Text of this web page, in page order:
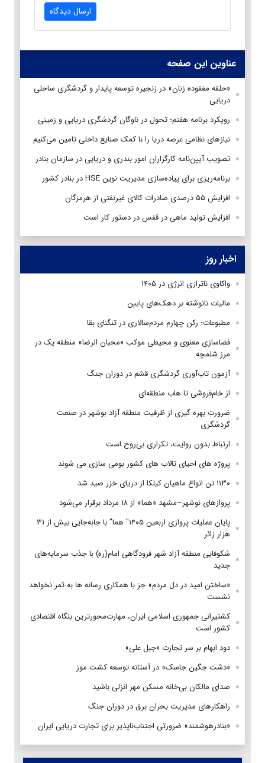
ارسال دیدگاه
عناوین این صفحه
«حلقه مفقوده زنان» در زنجیره توسعه پایدار و گردشگری ساحلی
دریایی
رویکرد برنامه هفتم؛ تحول در ناوگان گردشگری دریایی و زمینی
نیازهای نظامی عرصه دریا را با کمک صنایع داخلی تامین می‌کنیم
تصویب آیین‌نامه کارگزاران امور بندری و دریایی در سازمان بنادر
برنامه‌ریزی برای پیاده‌سازی مدیریت نوین HSE در بنادر کشور
افزایش ۵۵ درصدی صادرات کالای غیرنفتی از هرمزگان
افزایش تولید ماهی در قفس در دستور کار است
اخبار روز
واکاوی ناترازی انرژی در ۱۴۰۵
مالیات نانوشته بر دهک‌های پایین
مطبوعات؛ رکن چهارم مردم‌سالاری در تنگنای بقا
فضاسازی معنوی و محیطی موکب «محبان الرضا» منطقه یک در
مرز شلمچه
آزمون تاب‌آوری گردشگری قشم در دوران جنگ
از خام‌فروشی تا هاب منطقه‌ای
ضرورت بهره گیری از ظرفیت منطقه آزاد بوشهر در صنعت
گردشگری
ارتباط بدون روایت، تکراری بی‌روح است
پروژه های احیای تالاب های کشور بومی سازی می شوند
۱۱۳۰ تن انواع ماهیان کیلکا از دریای خزر صید شد
پروازهای نوشهر–مشهد «هما» از ۱۸ مرداد برقرار می‌شود
پایان عملیات پروازی اربعین ۱۴۰۵" هما" با جابه‌جایی بیش از ۳۱
هزار زائر
شکوفایی منطقه آزاد شهر فرودگاهی امام(ره) با جذب سرمایه‌های
جدید
«ساختن امید در دل مردم» جز با همکاری رسانه ها به ثمر نخواهد
نشست
کشتیرانی جمهوری اسلامی ایران، مهارت‌محورترین بنگاه اقتصادی
کشور است
دودِ ابهام بر سر تجارت «جبل علی»
«دشت جگین جاسک» در آستانه توسعه کشت موز
صدای مالکان بی‌خانه مسکن مهر انزلی باشید
راهکارهای مدیریت بحران برق در دوران جنگ
«بنادرهوشمند» ضرورتی اجتناب‌ناپذیر برای تجارت دریایی ایران